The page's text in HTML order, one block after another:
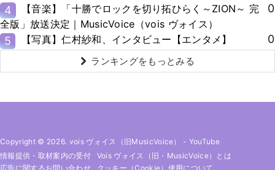
4
【音楽】「十勝でロックを切り拓ひらく～ZION～ 完
全版」放送決定｜MusicVoice（vois ヴォイス）
0
5 【写真】仁村紗和、インタビュー【エンタメ】 0
ランキングをもっとみる
Copyright © 2026. vois ヴォイス（旧MusicVoice） - YouTube
情報提供・取材案内の受付
Vois ヴォイス（旧・MusicVoice）とは
広告に関するお問い合わせ
クッキー（cookie）使用について